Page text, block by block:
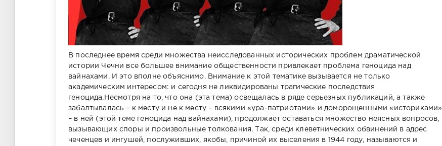
В последнее время среди множества неисследованных исторических проблем драматической
истории Чечни все большее внимание общественности привлекает проблема геноцида над
вайнахами. И это вполне объяснимо. Внимание к этой тематике вызывается не только
академическим интересом: и сегодня не ликвидированы трагические последствия
геноцида.Несмотря на то, что она (эта тема) освещалась в ряде серьезных публикаций, а также
забалтывалась – к месту и не к месту – всякими «ура-патриотами» и доморощенными «историками»,
– в ней (этой теме геноцида над вайнахами), продолжает оставаться множество неясных вопросов,
вызывающих споры и произвольные толкования. Так, среди клеветнических обвинений в адрес
чеченцев и ингушей, послуживших, якобы, причиной их выселения в 1944 году, называются и